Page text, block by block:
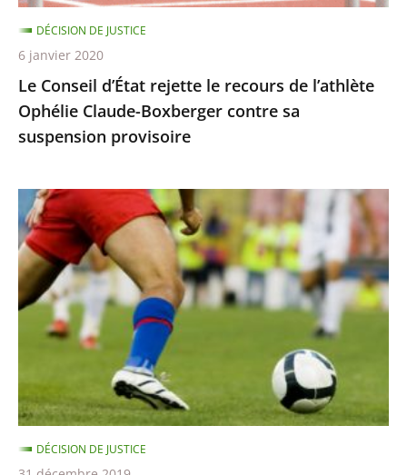
Claude-
Boxberger
contre
sa
suspension
provisoire
Le Conseil d’État rejette le recours de l’athlète
Ophélie Claude-Boxberger contre sa
suspension provisoire
DÉCISION DE JUSTICE
6 janvier 2020
BFM
TV
n’était
pas
autorisée
retransmettre
la
finale
de
la DÉCISION DE JUSTICE